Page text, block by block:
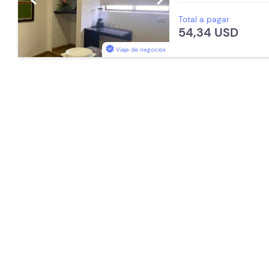
Viaje de negocios
Total a pagar
54,34 USD